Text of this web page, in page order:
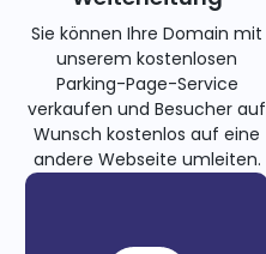
Sie können Ihre Domain mit
unserem kostenlosen
Parking-Page-Service
verkaufen und Besucher auf
Wunsch kostenlos auf eine
andere Webseite umleiten.